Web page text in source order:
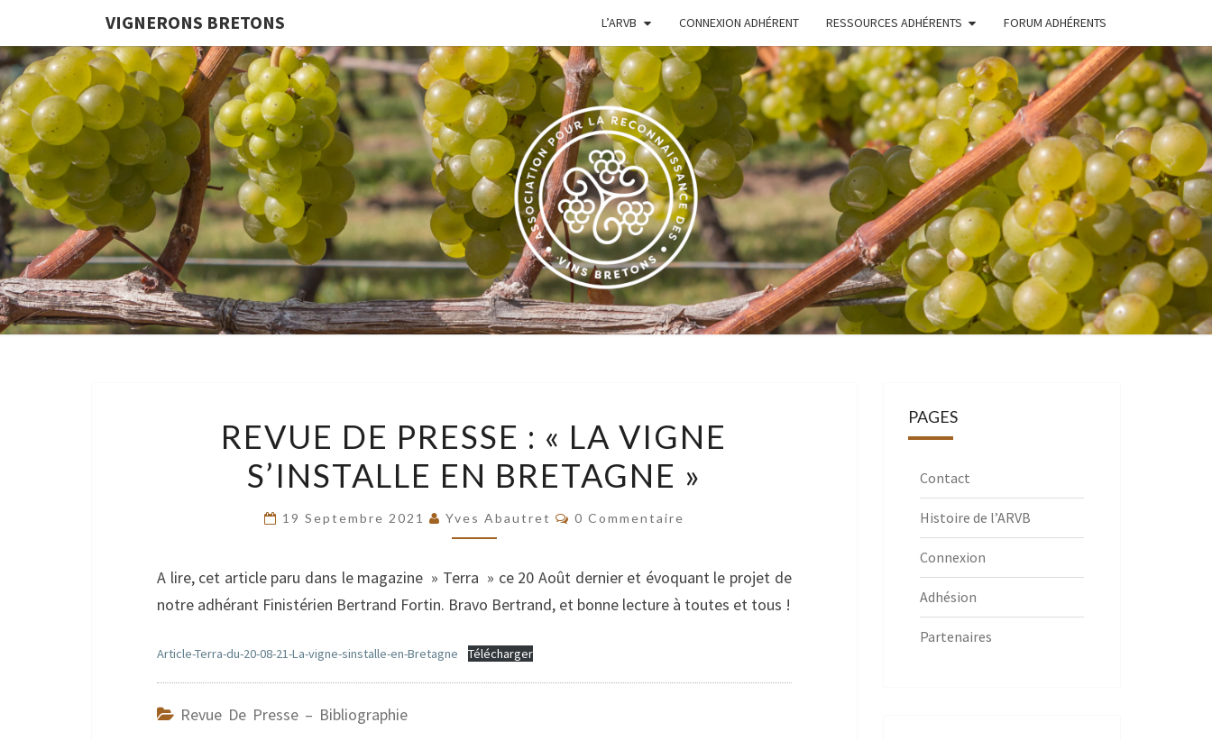
VIGNERONS BRETONS L’ARVB CONNEXION ADHÉRENT RESSOURCES ADHÉRENTS FORUM ADHÉRENTS
VIGNERONS
BRETONS
Le Site De
L'Association
Pour La
Reconnaissance
Des Vins
Bretons
DE
PRESSE
:
« LA
S’INSTALLE
EN
REVUE DE PRESSE : « LA VIGNE
S’INSTALLE EN BRETAGNE »
19 Septembre 2021 Yves Abautret Commentaires
0 Commentaire
A lire, cet article paru dans le magazine » Terra » ce 20 Août dernier et évoquant le projet de
notre adhérant Finistérien Bertrand Fortin. Bravo Bertrand, et bonne lecture à toutes et tous !
Article-Terra-du-20-08-21-La-vigne-sinstalle-en-Bretagne Télécharger
Revue De Presse – Bibliographie
PAGES
Contact
Histoire de l’ARVB
Connexion
Adhésion
Partenaires